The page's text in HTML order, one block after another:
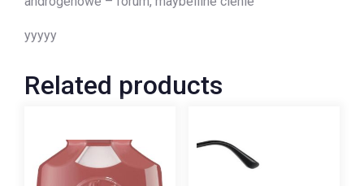
yyyyy
Related products